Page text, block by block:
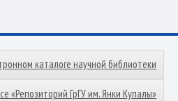
каталоге научной библиотеки
«Репозиторий ГрГУ им. Янки Купалы»